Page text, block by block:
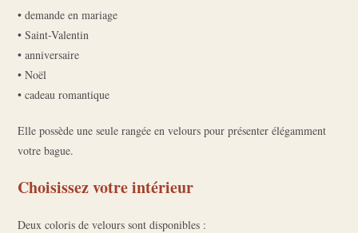
• demande en mariage
• Saint-Valentin
• anniversaire
• Noël
• cadeau romantique
Elle possède une seule rangée en velours pour présenter élégamment
votre bague.
Choisissez votre intérieur
Deux coloris de velours sont disponibles :